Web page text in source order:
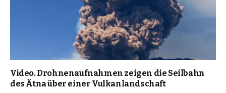
Video. Drohnenaufnahmen zeigen die Seilbahn
des Ätna über einer Vulkanlandschaft